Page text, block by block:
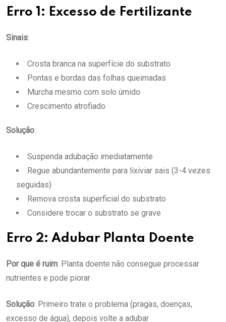
Erro 1: Excesso de Fertilizante
Sinais:
Crosta branca na superfície do substrato
Pontas e bordas das folhas queimadas
Murcha mesmo com solo úmido
Crescimento atrofiado
Solução:
Suspenda adubação imediatamente
Regue abundantemente para lixiviar sais (3-4 vezes
seguidas)
Remova crosta superficial do substrato
Considere trocar o substrato se grave
Erro 2: Adubar Planta Doente
Por que é ruim: Planta doente não consegue processar
nutrientes e pode piorar
Solução: Primeiro trate o problema (pragas, doenças,
excesso de água), depois volte a adubar